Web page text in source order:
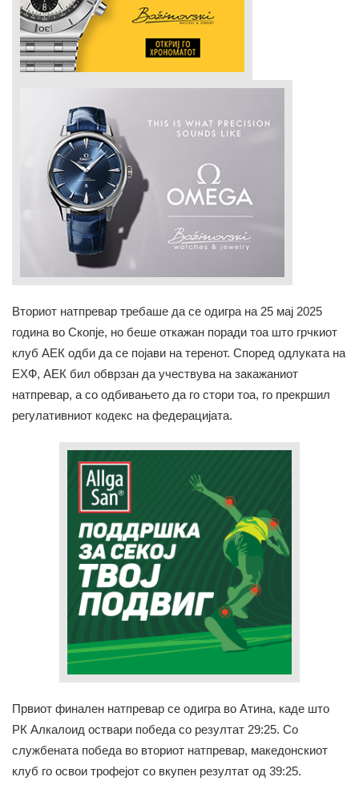
Вториот натпревар требаше да се одигра на 25 мај 2025
година во Скопје, но беше откажан поради тоа што грчкиот
клуб АЕК одби да се појави на теренот. Според одлуката на
ЕХФ, АЕК бил обврзан да учествува на закажаниот
натпревар, а со одбивањето да го стори тоа, го прекршил
регулативниот кодекс на федерацијата.
Првиот финален натпревар се одигра во Атина, каде што
РК Алкалоид оствари победа со резултат 29:25. Со
службената победа во вториот натпревар, македонскиот
клуб го освои трофејот со вкупен резултат од 39:25.